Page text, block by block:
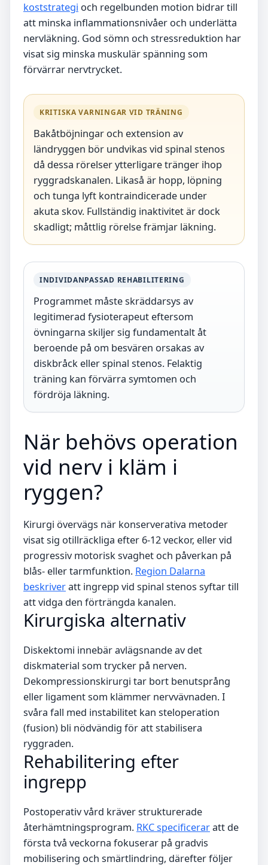
koststrategi och regelbunden motion bidrar till
att minska inflammationsnivåer och underlätta
nervläkning. God sömn och stressreduktion har
visat sig minska muskulär spänning som
förvärrar nervtrycket.
KRITISKA VARNINGAR VID TRÄNING
Bakåtböjningar och extension av
ländryggen bör undvikas vid spinal stenos
då dessa rörelser ytterligare tränger ihop
ryggradskanalen. Likaså är hopp, löpning
och tunga lyft kontraindicerade under
akuta skov. Fullständig inaktivitet är dock
skadligt; måttlig rörelse främjar läkning.
INDIVIDANPASSAD REHABILITERING
Programmet måste skräddarsys av
legitimerad fysioterapeut eftersom
övningarna skiljer sig fundamentalt åt
beroende på om besvären orsakas av
diskbråck eller spinal stenos. Felaktig
träning kan förvärra symtomen och
fördröja läkning.
När behövs operation
vid nerv i kläm i
ryggen?
Kirurgi övervägs när konserverativa metoder
visat sig otillräckliga efter 6-12 veckor, eller vid
progressiv motorisk svaghet och påverkan på
blås- eller tarmfunktion. Region Dalarna
beskriveratt ingrepp vid spinal stenos syftar till
att vidga den förträngda kanalen.
Kirurgiska alternativ
Diskektomi innebär avlägsnande av det
diskmaterial som trycker på nerven.
Dekompressionskirurgi tar bort benutsprång
eller ligament som klämmer nervvävnaden. I
svåra fall med instabilitet kan steloperation
(fusion) bli nödvändig för att stabilisera
ryggraden.
Rehabilitering efter
ingrepp
Postoperativ vård kräver strukturerade
återhämtningsprogram. RKC specificeraratt de
första två veckorna fokuserar på gradvis
mobilisering och smärtlindring, därefter följer